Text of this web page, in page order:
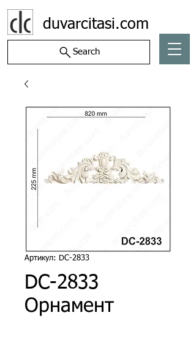
duvarcitasi.com
Search
Артикул: DC-2833
DC-2833
Орнамент